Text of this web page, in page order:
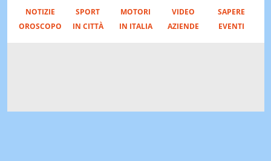
NOTIZIE
SPORT MOTORI VIDEO
SAPERE
OROSCOPO
IN CITTÀ IN ITALIA AZIENDE EVENTI